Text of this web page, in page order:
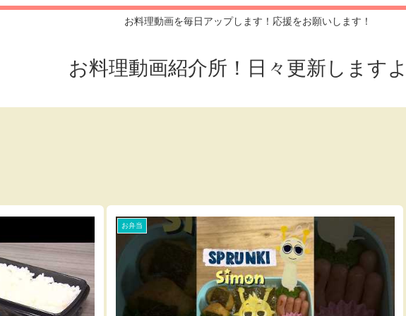
お料理動画を毎日アップします！応援をお願いします！
お料理動画紹介所！日々更新します
お弁当